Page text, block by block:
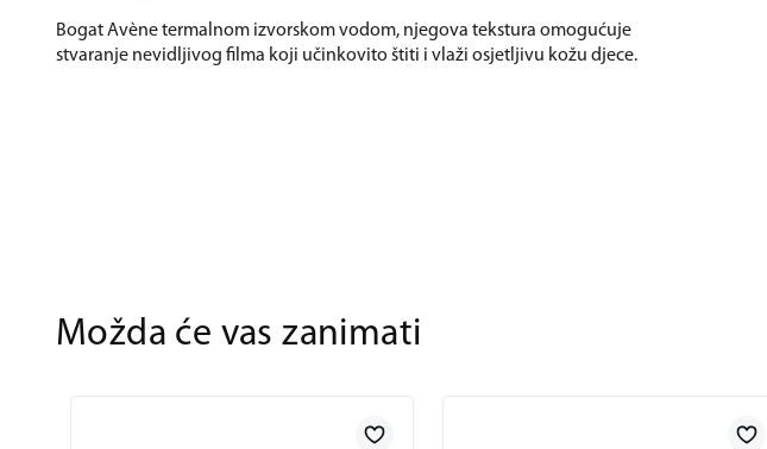
Bogat Avène termalnom izvorskom vodom, njegova tekstura omogućuje
stvaranje nevidljivog filma koji učinkovito štiti i vlaži osjetljivu kožu djece.
Možda će vas zanimati